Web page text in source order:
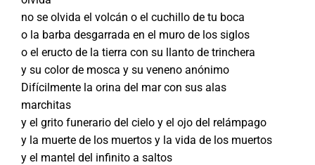
no se olvida el volcán o el cuchillo de tu boca
o la barba desgarrada en el muro de los siglos
o el eructo de la tierra con su llanto de trinchera
y su color de mosca y su veneno anónimo
Difícilmente la orina del mar con sus alas
marchitas
y el grito funerario del cielo y el ojo del relámpago
y la muerte de los muertos y la vida de los muertos
y el mantel del infinito a saltos